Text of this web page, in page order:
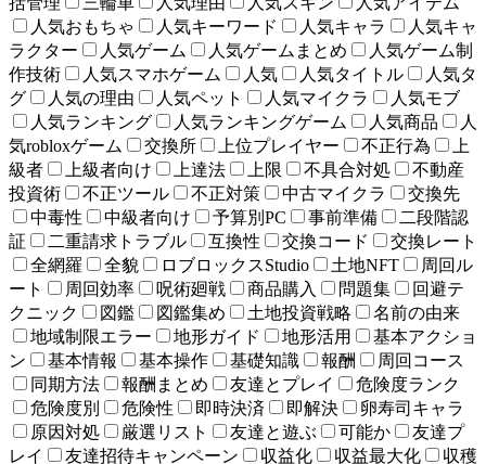
人気おもちゃ
人気キーワード 人気キャラ
人気キャ
ラクター
人気ゲーム 人気ゲームまとめ
人気ゲーム制
作技術
人気スマホゲーム 人気 人気タイトル
人気タ
グ
人気の理由 人気ペット 人気マイクラ
人気モブ
人気ランキング
人気ランキングゲーム 人気商品
人
気robloxゲーム
交換所 上位プレイヤー 不正行為
上
級者
上級者向け 上達法 上限 不具合対処
不動産
投資術
不正ツール 不正対策 中古マイクラ
交換先
中毒性
中級者向け 予算別PC 事前準備
二段階認
証
二重請求トラブル 互換性 交換コード
交換レート
全網羅
全貌 ロブロックスStudio 土地NFT
周回ル
ート
周回効率 呪術廻戦 商品購入 問題集
回避テ
クニック
図鑑 図鑑集め 土地投資戦略
名前の由来
地域制限エラー
地形ガイド 地形活用
基本アクショ
ン
基本情報 基本操作 基礎知識 報酬
周回コース
同期方法
報酬まとめ 友達とプレイ
危険度ランク
危険度別
危険性 即時決済 即解決
卵寿司キャラ
原因対処
厳選リスト 友達と遊ぶ 可能か
友達プ
レイ
友達招待キャンペーン 収益化 収益最大化
収穫